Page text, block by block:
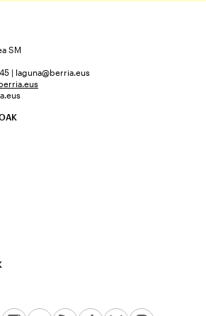
SM
| laguna@berria.eus